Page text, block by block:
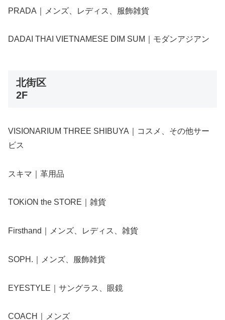
PRADA｜メンズ、レディス、服飾雑貨
DADAI THAI VIETNAMESE DIM SUM｜モダンアジアン
北街区
2F
VISIONARIUM THREE SHIBUYA｜コスメ、その他サー
ビス
スキマ｜革用品
TOKiON the STORE｜雑貨
Firsthand｜メンズ、レディス、雑貨
SOPH.｜メンズ、服飾雑貨
EYESTYLE｜サングラス、眼鏡
COACH｜メンズ